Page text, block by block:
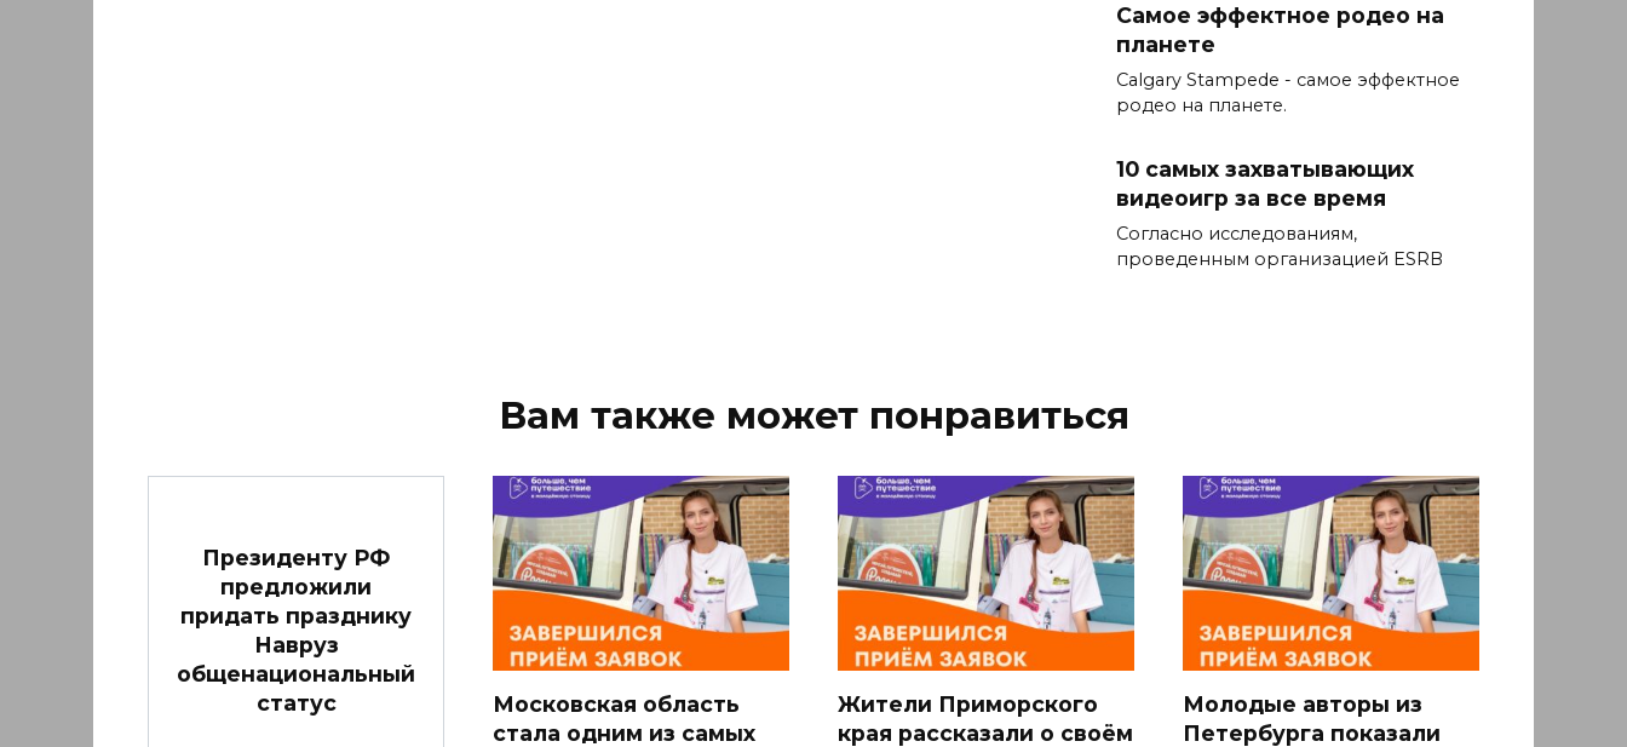
Самое эффектное родео на
планете
Calgary Stampede - самое эффектное
родео на планете.
10 самых захватывающих
видеоигр за все время
Согласно исследованиям,
проведенным организацией ESRB
Вам также может понравиться
Президенту РФ
предложили
придать празднику
Навруз
общенациональный
статус
Московская область
стала одним из самых
Жители Приморского
края рассказали о своём
Молодые авторы из
Петербурга показали